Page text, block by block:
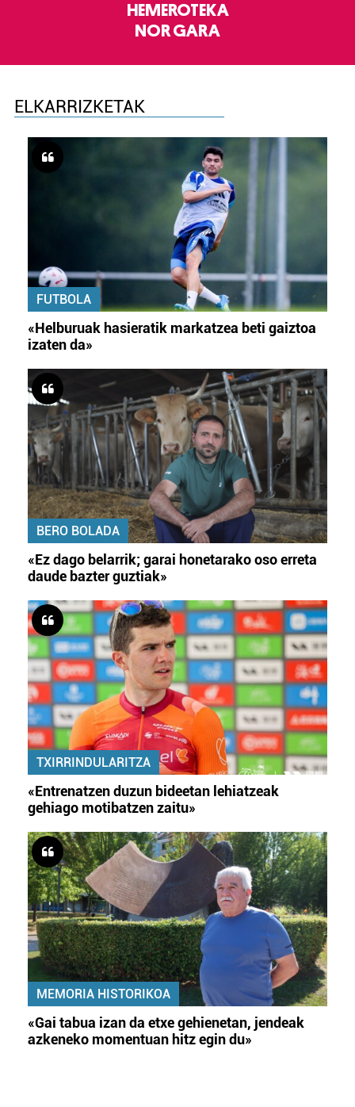
HEMEROTEKA
NOR GARA
ELKARRIZKETAK
FUTBOLA
«Helburuak hasieratik markatzea beti gaiztoa
izaten da»
BERO BOLADA
«Ez dago belarrik; garai honetarako oso erreta
daude bazter guztiak»
TXIRRINDULARITZA
«Entrenatzen duzun bideetan lehiatzeak
gehiago motibatzen zaitu»
MEMORIA HISTORIKOA
«Gai tabua izan da etxe gehienetan, jendeak
azkeneko momentuan hitz egin du»